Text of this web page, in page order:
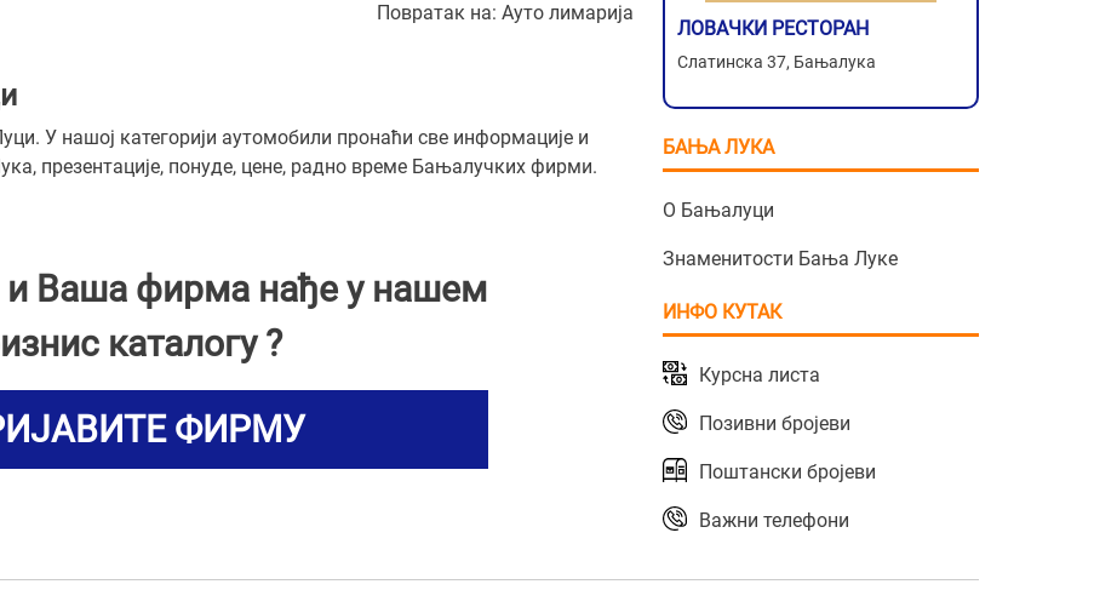
Повратак на: Ауто лимарија
У нашој категорији аутомобили пронаћи све информације и
презентације, понуде, цене, радно време Бањалучких фирми.
и Ваша фирма нађе у нашем
каталогу ?
ФИРМУ
ЛОВАЧКИ РЕСТОРАН
Слатинска 37, Бањалука
БАЊА ЛУКА
О Бањалуци
Знаменитости Бања Луке
ИНФО КУТАК
Курсна листа
Позивни бројеви
Поштански бројеви
Важни телефони